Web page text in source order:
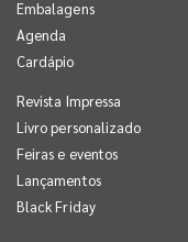
Embalagens
Agenda
Cardápio
Revista Impressa
Livro personalizado
Feiras e eventos
Lançamentos
Black Friday